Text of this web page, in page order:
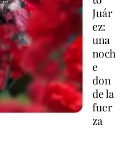
Juár
ez:
una
noch
e
don
de la
fuer
za